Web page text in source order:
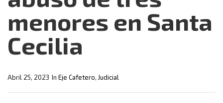
menores en Santa
Cecilia
In Eje Cafetero, Judicial
Abril 25, 2023